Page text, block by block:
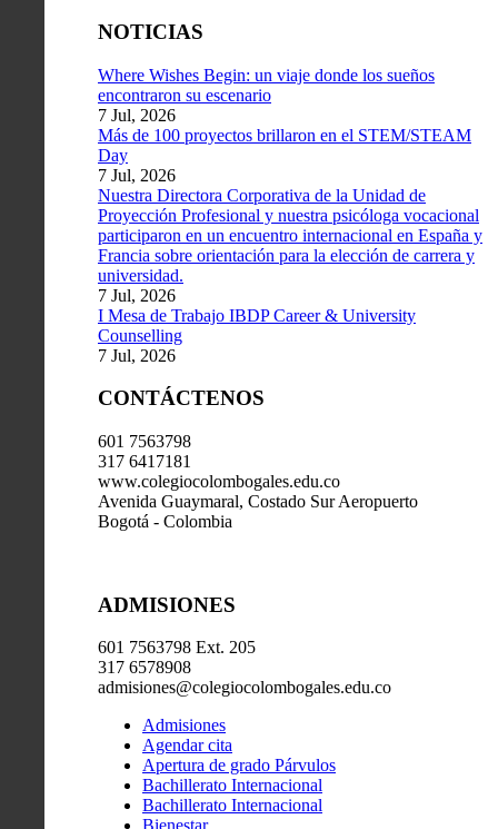
NOTICIAS
Where Wishes Begin: un viaje donde los sueños
encontraron su escenario
7 Jul, 2026
Más de 100 proyectos brillaron en el STEM/STEAM
Day
7 Jul, 2026
Nuestra Directora Corporativa de la Unidad de
Proyección Profesional y nuestra psicóloga vocacional
participaron en un encuentro internacional en España y
Francia sobre orientación para la elección de carrera y
universidad.
7 Jul, 2026
I Mesa de Trabajo IBDP Career & University
Counselling
7 Jul, 2026
CONTÁCTENOS
601 7563798
317 6417181
www.colegiocolombogales.edu.co
Avenida Guaymaral, Costado Sur Aeropuerto
Bogotá - Colombia
ADMISIONES
601 7563798 Ext. 205
317 6578908
admisiones@colegiocolombogales.edu.co
Admisiones
Agendar cita
Apertura de grado Párvulos
Bachillerato Internacional
Bachillerato Internacional